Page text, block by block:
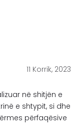
11 Korrik, 2023
në shitjën e
e shtypit, si dhe
përfaqësive